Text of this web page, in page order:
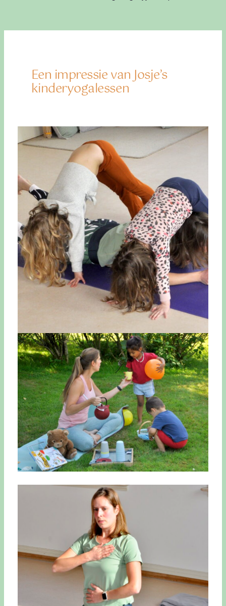
Een impressie van Josje’s
kinderyogalessen